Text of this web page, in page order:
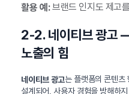
활용 예:브랜드 인지도 제고
2-2. 네이티브 광고
노출의 힘
네이티브 광고는 플랫폼의 콘텐츠
설계되어, 사용자 경험을 방해하